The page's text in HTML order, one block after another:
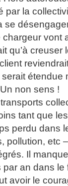
par la
se
vont
qu’à creuser
serait étendue
non sens !
tant que
perdu dans
pollution, etc
Il manque
par an dans
avoir le